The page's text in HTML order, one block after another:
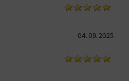
04. 09. 2025